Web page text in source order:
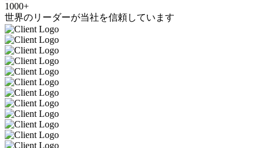
1000+
世界のリーダーが当社を信頼しています